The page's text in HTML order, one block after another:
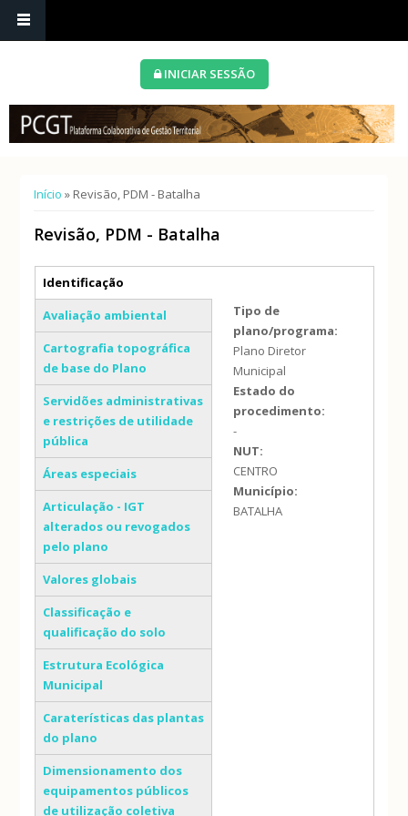
INICIAR SESSÃO
Está aqui
Início » Revisão, PDM - Batalha
Revisão, PDM - Batalha
Separadores verticais
Identificação
(separador ativo)
Avaliação ambiental
Cartografia topográfica
de base do Plano
Servidões administrativas
e restrições de utilidade
pública
Áreas especiais
Articulação - IGT
alterados ou revogados
pelo plano
Valores globais
Classificação e
qualificação do solo
Estrutura Ecológica
Municipal
Caraterísticas das plantas
do plano
Dimensionamento dos
equipamentos públicos
de utilização coletiva
Tipo de
plano/programa:
Plano Diretor
Municipal
Estado do
procedimento:
-
NUT:
CENTRO
Município:
BATALHA